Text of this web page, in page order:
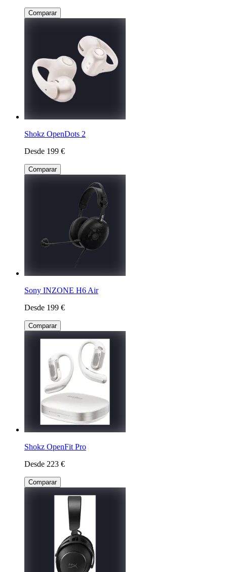
Comparar
Shokz OpenDots 2
Desde 199 €
Comparar
Sony INZONE H6 Air
Desde 199 €
Comparar
Shokz OpenFit Pro
Desde 223 €
Comparar